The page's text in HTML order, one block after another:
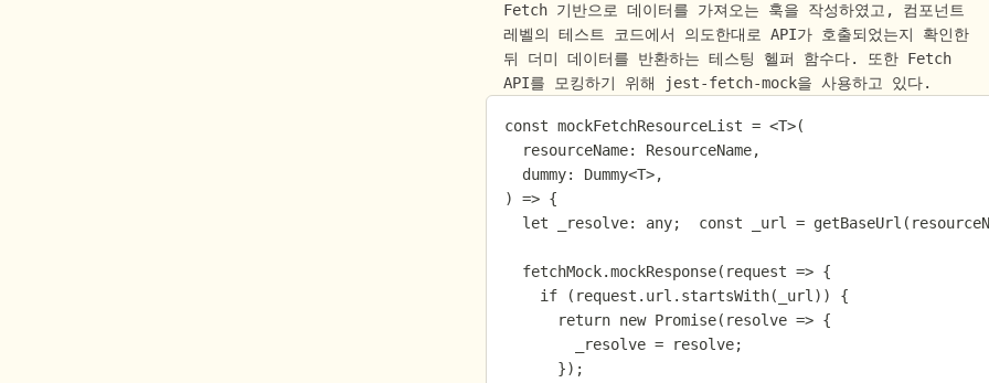
Fetch 기반으로 데이터를 가져오는 훅을 작성하였고, 컴포넌트
레벨의 테스트 코드에서 의도한대로 API가 호출되었는지 확인한
뒤 더미 데이터를 반환하는 테스팅 헬퍼 함수다. 또한 Fetch
API를 모킹하기 위해 jest-fetch-mock을 사용하고 있다.
const mockFetchResourceList = <T>(
  resourceName: ResourceName,
  dummy: Dummy<T>,
) => {
let _resolve: any;  const _url =
  fetchMock.mockResponse(request => {
    if (request.url.startsWith(_url)) {
      return new Promise(resolve => {
        _resolve = resolve;
      });